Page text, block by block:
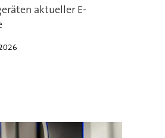
aktueller E-